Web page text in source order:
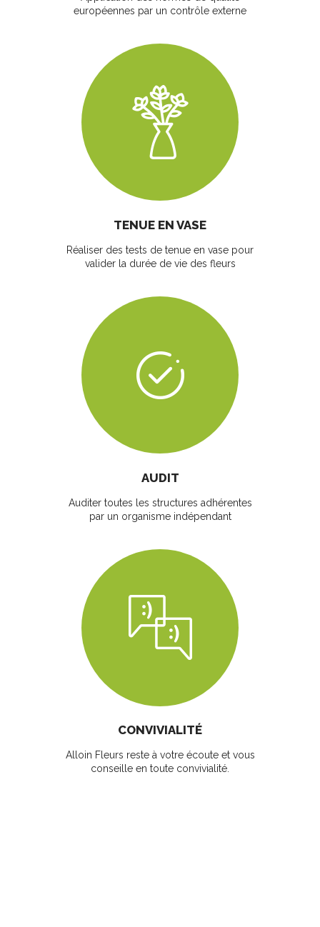
européennes par un contrôle externe
TENUE EN VASE
Réaliser des tests de tenue en vase pour
valider la durée de vie des fleurs
AUDIT
Auditer toutes les structures adhérentes
par un organisme indépendant
CONVIVIALITÉ
Alloin Fleurs reste à votre écoute et vous
conseille en toute convivialité.